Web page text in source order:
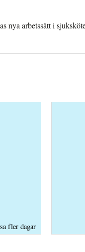
nya arbetssätt i
fler dagar